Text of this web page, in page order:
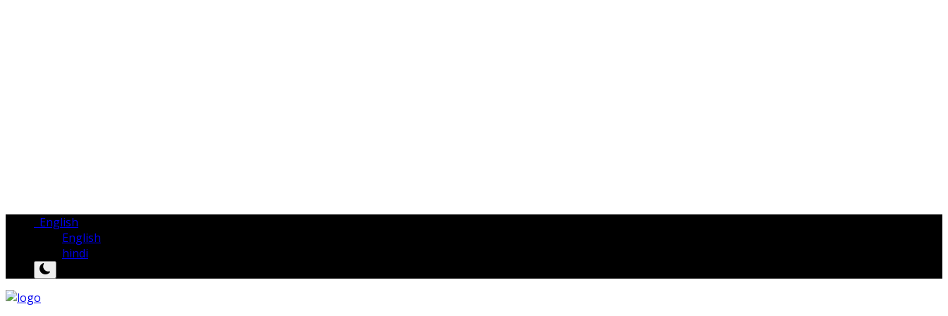
English
English
hindi